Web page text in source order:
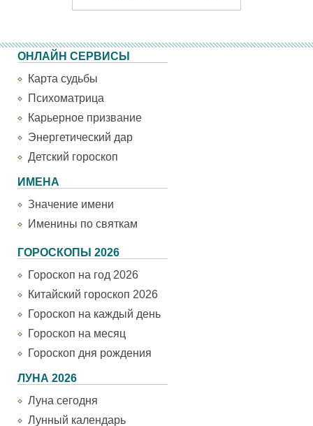
ОНЛАЙН СЕРВИСЫ
Карта судьбы
Психоматрица
Карьерное призвание
Энергетический дар
Детский гороскоп
ИМЕНА
Значение имени
Именины по святкам
ГОРОСКОПЫ 2026
Гороскоп на год 2026
Китайский гороскоп 2026
Гороскоп на каждый день
Гороскоп на месяц
Гороскоп дня рождения
ЛУНА 2026
Луна сегодня
Лунный календарь